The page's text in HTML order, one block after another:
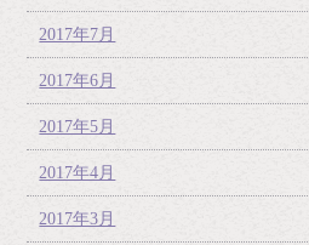
2017年7月
2017年6月
2017年5月
2017年4月
2017年3月